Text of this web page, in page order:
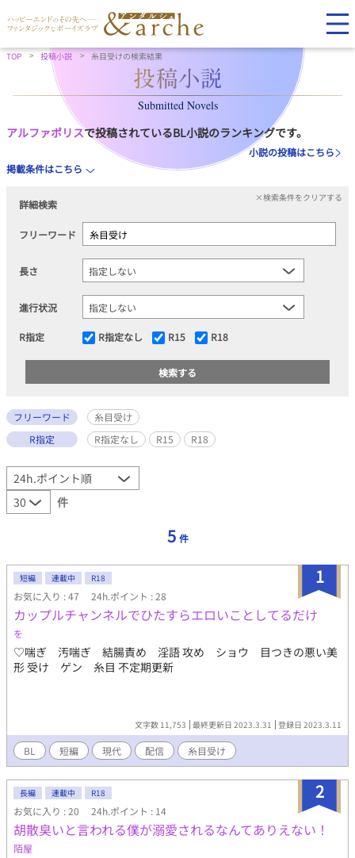
TOP 投稿小説 糸目受けの検索結果
Submitted Novels
アルファポリスで投稿されているBL小説のランキングです。
小説の投稿はこちら
掲載条件はこちら
詳細検索
×検索条件をクリアする
フリーワード
長さ
進行状況
R指定 R指定なし R15 R18
フリーワード
糸目受け
R指定
R指定なし R15 R18
件
5 件
1
短編 連載中 R18
お気に入り : 47 24h.ポイント : 28
カップルチャンネルでひたすらエロいことしてるだけ
を
♡喘ぎ 汚喘ぎ 結腸責め 淫語 攻め ショウ 目つきの悪い美
形 受け ゲン 糸目 不定期更新
文字数 11,753 最終更新日 2023.3.31 登録日 2023.3.11
BL 短編 現代 配信 糸目受け
2
長編 連載中 R18
お気に入り : 20 24h.ポイント : 14
胡散臭いと言われる僕が溺愛されるなんてありえない！
陌屋